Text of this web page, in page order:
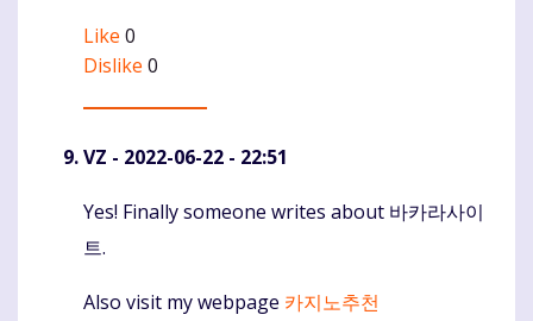
Like 0
Dislike 0
VZ - 2022-06-22 - 22:51
Komentaras
Yes! Finally someone writes about 바카라사이
트.
Also visit my webpage 카지노추천